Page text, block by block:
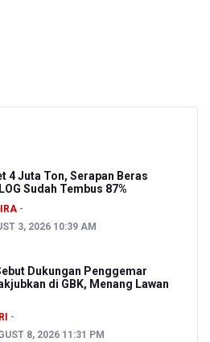
4 Juta Ton, Serapan Beras
Sudah Tembus 87%
3, 2026 10:39 AM
Dukungan Penggemar
di GBK, Menang Lawan
8, 2026 11:31 PM